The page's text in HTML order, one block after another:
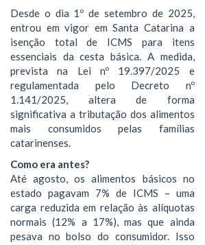
Desde o dia 1º de setembro de 2025,
entrou em vigor em Santa Catarina a
isenção total de ICMS para itens
essenciais da cesta básica. A medida,
prevista na Lei nº 19.397/2025 e
regulamentada pelo Decreto nº
1.141/2025, altera de forma
significativa a tributação dos alimentos
mais consumidos pelas famílias
catarinenses.
Como era antes?
Até agosto, os alimentos básicos no
estado pagavam 7% de ICMS – uma
carga reduzida em relação às alíquotas
normais (12% a 17%), mas que ainda
pesava no bolso do consumidor. Isso